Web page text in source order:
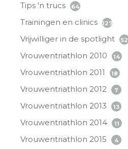
Tips 'n trucs 64
Trainingen en clinics 127
Vrijwilliger in de spotlight 52
Vrouwentriathlon 2010 14
Vrouwentriathlon 2011 18
Vrouwentriathlon 2012 7
Vrouwentriathlon 2013 13
Vrouwentriathlon 2014 11
Vrouwentriathlon 2015 4